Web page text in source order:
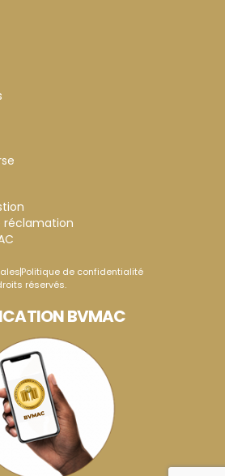
réclamation
Politique de confidentialité
réservés.
BVMAC